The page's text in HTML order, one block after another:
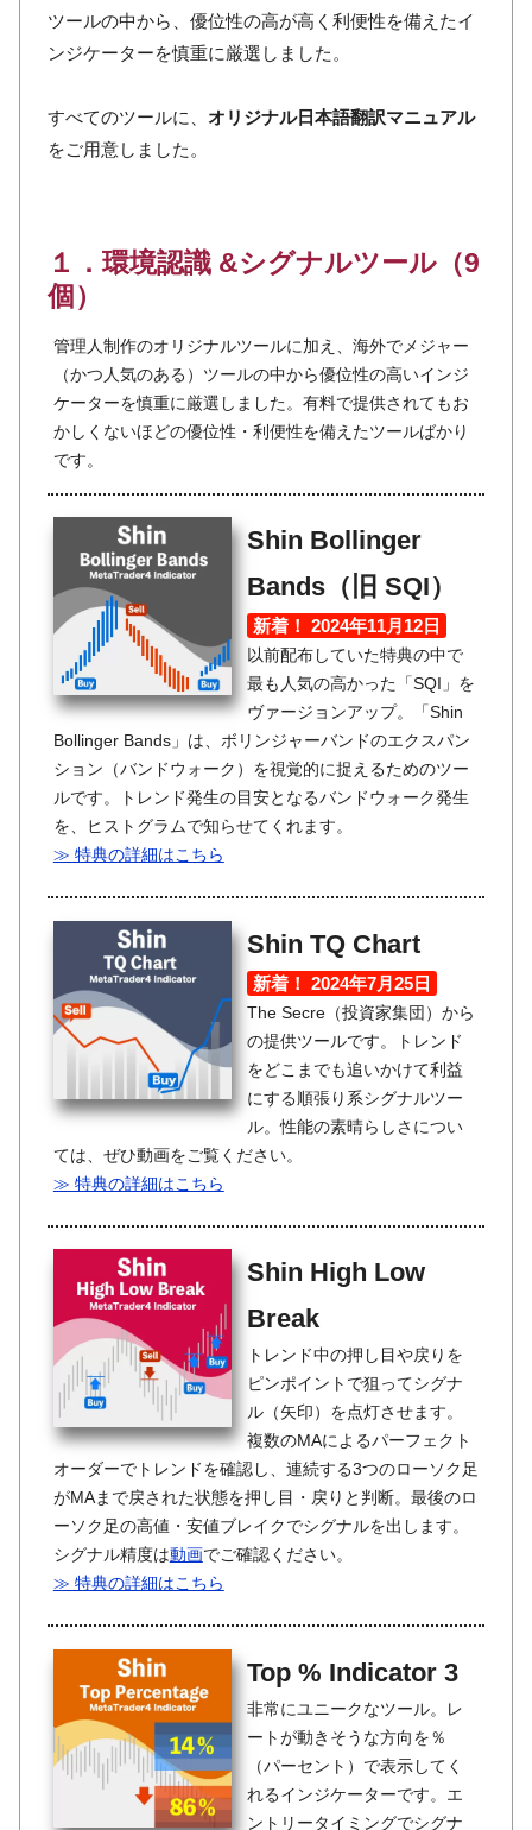
ツールの中から、優位性の高が高く利便性を備えたイ
ンジケーターを慎重に厳選しました。
すべてのツールに、 オリジナル日本語翻訳マニュアル
をご用意しました。
１．環境認識 &シグナルツール（9
個）
管理人制作のオリジナルツールに加え、海外でメジャー
（かつ人気のある）ツールの中から優位性の高いインジ
ケーターを慎重に厳選しました。有料で提供されてもお
かしくないほどの優位性・利便性を備えたツールばかり
です。
Shin Bollinger
Bands（旧 SQI）
新着！ 2024年11月12日
以前配布していた特典の中で
最も人気の高かった「SQI」を
ヴァージョンアップ。「Shin
Bollinger Bands」は、ボリンジャーバンドのエクスパン
ション（バンドウォーク）を視覚的に捉えるためのツー
ルです。トレンド発生の目安となるバンドウォーク発生
を、ヒストグラムで知らせてくれます。
≫ 特典の詳細はこちら
Shin TQ Chart
新着！ 2024年7月25日
The Secre（投資家集団）から
の提供ツールです。トレンド
をどこまでも追いかけて利益
にする順張り系シグナルツー
ル。性能の素晴らしさについ
ては、ぜひ動画をご覧ください。
≫ 特典の詳細はこちら
Shin High Low
Break
トレンド中の押し目や戻りを
ピンポイントで狙ってシグナ
ル（矢印）を点灯させます。
複数のMAによるパーフェクト
オーダーでトレンドを確認し、連続する3つのローソク足
がMAまで戻された状態を押し目・戻りと判断。最後のロ
ーソク足の高値・安値ブレイクでシグナルを出します。
シグナル精度は動画でご確認ください。
≫ 特典の詳細はこちら
Top % Indicator 3
非常にユニークなツール。レ
ートが動きそうな方向を％
（パーセント）で表示してく
れるインジケーターです。エ
ントリータイミングでシグナ